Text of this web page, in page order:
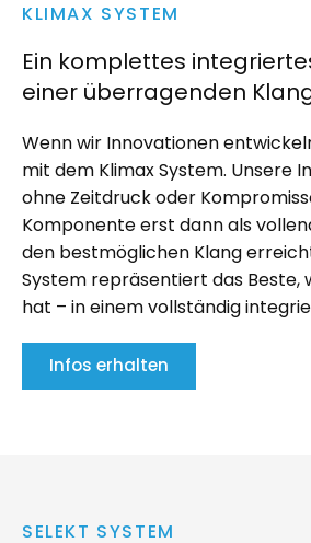
KLIMAX SYSTEM
Ein komplettes
einer überragenden
Wenn wir Innovationen
mit dem Klimax System. Unsere
ohne Zeitdruck oder
Komponente erst dann als
den bestmöglichen Klang
System repräsentiert das Beste,
hat – in einem vollständig
Infos erhalten
SELEKT SYSTEM